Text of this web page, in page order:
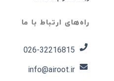
راه‌های ارتباط با ما
026-32216815​
info@airoot.ir